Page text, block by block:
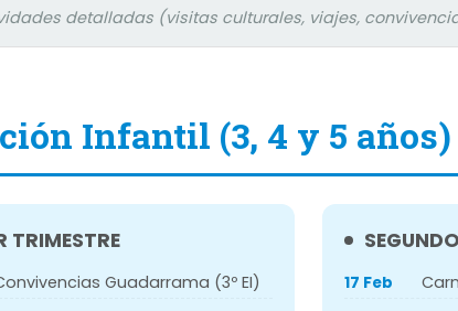
detalladas (visitas culturales, viajes,
Infantil (3, 4 y 5 años)
TRIMESTRE
Guadarrama (3º EI) 17 Feb